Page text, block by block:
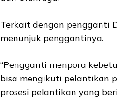
Terkait dengan pengganti
menunjuk penggantinya.
“Pengganti menpora
bisa mengikuti pelantikan
prosesi pelantikan yang